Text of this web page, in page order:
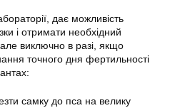
дає можливість
і отримати необхідний
виключно в разі, якщо
точного дня фертильності
самку до пса на велику